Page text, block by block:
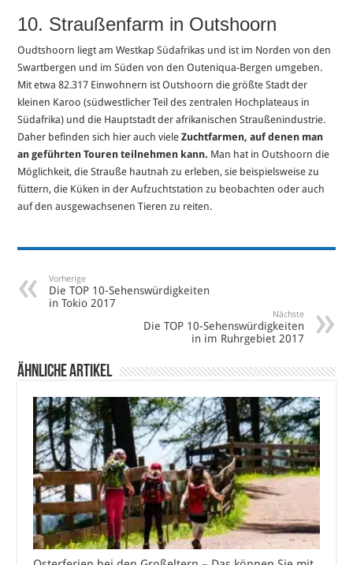
10. Straußenfarm in Outshoorn
Oudtshoorn liegt am Westkap Südafrikas und ist im Norden von den
Swartbergen und im Süden von den Outeniqua-Bergen umgeben.
Mit etwa 82.317 Einwohnern ist Outshoorn die größte Stadt der
kleinen Karoo (südwestlicher Teil des zentralen Hochplateaus in
Südafrika) und die Hauptstadt der afrikanischen Straußenindustrie.
Daher befinden sich hier auch vieleZuchtfarmen, auf denen man
an geführten Touren teilnehmen kann. Man hat in Outshoorn die
Möglichkeit, die Strauße hautnah zu erleben, sie beispielsweise zu
füttern, die Küken in der Aufzuchtstation zu beobachten oder auch
auf den ausgewachsenen Tieren zu reiten.
Vorherige
Die TOP 10-Sehenswürdigkeiten
in Tokio 2017
Nächste
Die TOP 10-Sehenswürdigkeiten
in im Ruhrgebiet 2017
Ähnliche Artikel